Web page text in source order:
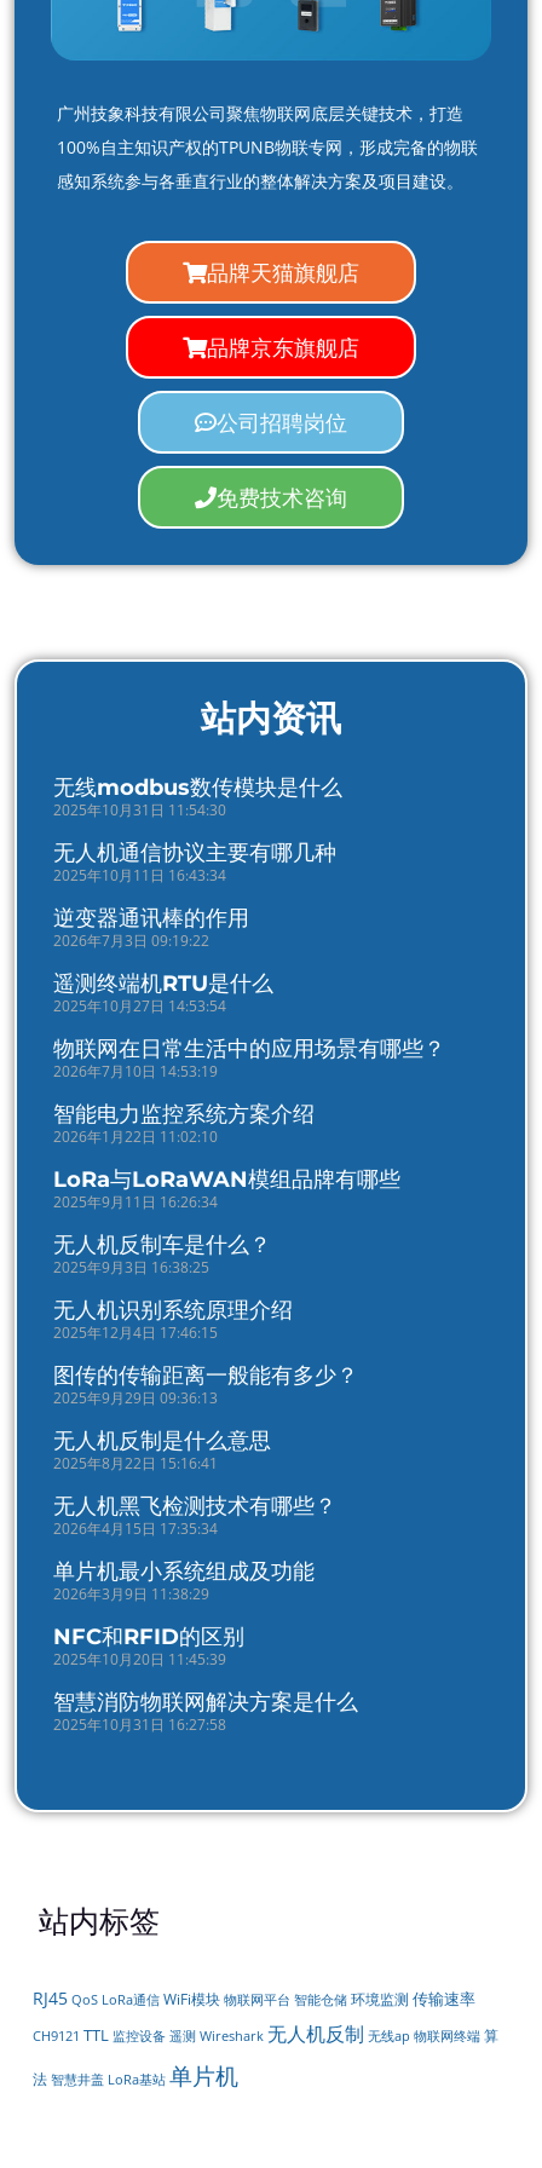
广州技象科技有限公司聚焦物联网底层关键技术，打造
100%自主知识产权的TPUNB物联专网，形成完备的物联
感知系统参与各垂直行业的整体解决方案及项目建设。
品牌天猫旗舰店
品牌京东旗舰店
公司招聘岗位
免费技术咨询
站内资讯
无线modbus数传模块是什么
2025年10月31日 11:54:30
无人机通信协议主要有哪几种
2025年10月11日 16:43:34
逆变器通讯棒的作用
2026年7月3日 09:19:22
遥测终端机RTU是什么
2025年10月27日 14:53:54
物联网在日常生活中的应用场景有哪些？
2026年7月10日 14:53:19
智能电力监控系统方案介绍
2026年1月22日 11:02:10
LoRa与LoRaWAN模组品牌有哪些
2025年9月11日 16:26:34
无人机反制车是什么？
2025年9月3日 16:38:25
无人机识别系统原理介绍
2025年12月4日 17:46:15
图传的传输距离一般能有多少？
2025年9月29日 09:36:13
无人机反制是什么意思
2025年8月22日 15:16:41
无人机黑飞检测技术有哪些？
2026年4月15日 17:35:34
单片机最小系统组成及功能
2026年3月9日 11:38:29
NFC和RFID的区别
2025年10月20日 11:45:39
智慧消防物联网解决方案是什么
2025年10月31日 16:27:58
站内标签
RJ45 QoS LoRa通信 WiFi模块 物联网平台 智能仓储 环境监测 传输速率
CH9121 TTL 监控设备 遥测 Wireshark 无人机反制 无线ap 物联网终端 算
法 智慧井盖 LoRa基站 单片机